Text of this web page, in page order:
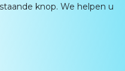
knop. We helpen u